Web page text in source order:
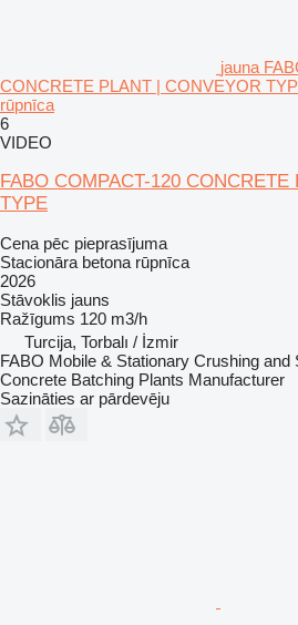
jauna
CONCRETE PLANT | CONVEYOR
rūpnīca
6
VIDEO
FABO COMPACT-120
TYPE
Cena pēc pieprasījuma
Stacionāra betona rūpnīca
2026
Stāvoklis jauns
Ražīgums 120 m3/h
Turcija, Torbalı / İzmir
FABO Mobile & Stationary Crushing and
Concrete Batching Plants Manufacturer
Sazināties ar pārdevēju